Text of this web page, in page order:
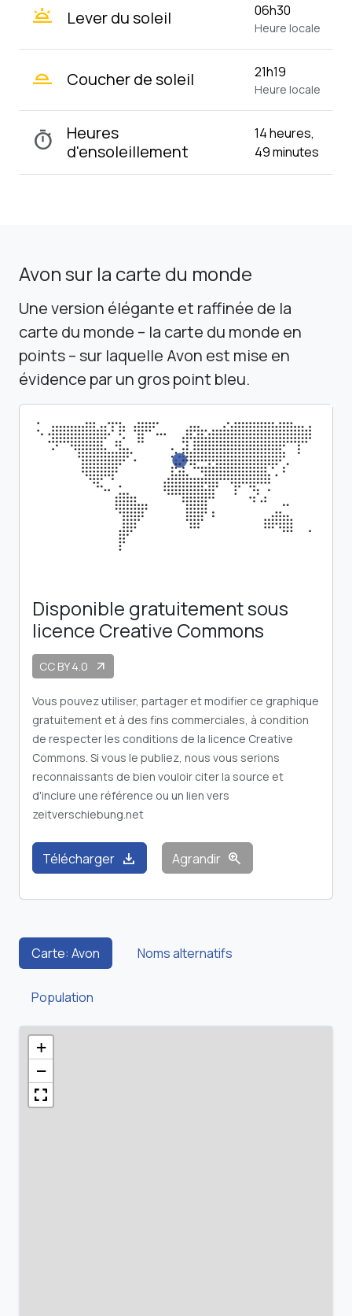
wb_twilight Lever du soleil 06h30
Heure locale
wb_twilight_2 Coucher de soleil 21h19
Heure locale
timer
Heures
d'ensoleillement
14 heures,
49 minutes
Avon sur la carte du monde
Une version élégante et raffinée de la
carte du monde – la carte du monde en
points – sur laquelle Avon est mise en
évidence par un gros point bleu.
Disponible gratuitement sous
licence Creative Commons
CC BY 4.0 arrow_outward
Vous pouvez utiliser, partager et modifier ce graphique
gratuitement et à des fins commerciales, à condition
de respecter les conditions de la licence Creative
Commons. Si vous le publiez, nous vous serions
reconnaissants de bien vouloir citer la source et
d'inclure une référence ou un lien vers
zeitverschiebung.net
Télécharger download Agrandir zoom_in
Carte: Avon Noms alternatifs
Population
+
−